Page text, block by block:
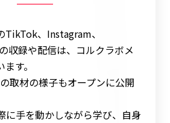
TikTok、Instagram、
収録や配信は、コルクラボメ
す。
取材の様子もオープンに公開
に手を動かしながら学び、自身